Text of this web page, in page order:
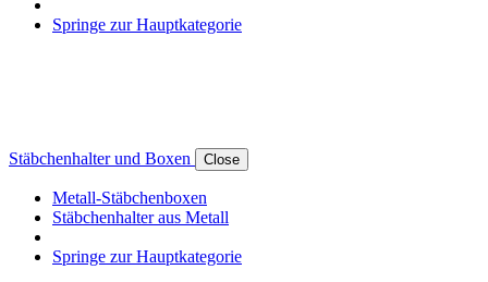
Springe zur Hauptkategorie
Stäbchenhalter und Boxen Close
Metall-Stäbchenboxen
Stäbchenhalter aus Metall
Springe zur Hauptkategorie